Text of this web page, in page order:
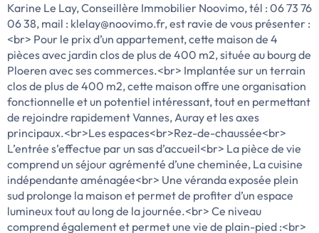
Karine Le Lay, Conseillère Immobilier Noovimo, tél : 06 73 76
06 38, mail : klelay@noovimo.fr, est ravie de vous présenter :
<br> Pour le prix d’un appartement, cette maison de 4
pièces avec jardin clos de plus de 400 m2, située au bourg de
Ploeren avec ses commerces.<br> Implantée sur un terrain
clos de plus de 400 m2, cette maison offre une organisation
fonctionnelle et un potentiel intéressant, tout en permettant
de rejoindre rapidement Vannes, Auray et les axes
principaux.<br>Les espaces<br>Rez-de-chaussée<br>
L’entrée s’effectue par un sas d’accueil<br> La pièce de vie
comprend un séjour agrémenté d’une cheminée, La cuisine
indépendante aménagée<br> Une véranda exposée plein
sud prolonge la maison et permet de profiter d’un espace
lumineux tout au long de la journée.<br> Ce niveau
comprend également et permet une vie de plain-pied :<br>